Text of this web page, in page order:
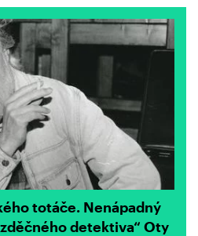
totáče. Nenápadný
detektiva“ Oty